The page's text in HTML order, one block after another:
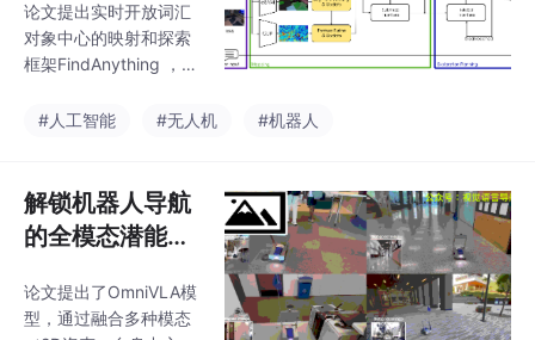
提升系统的鲁棒性和实
时性能。
Anything：基于
开放词汇对象中
任意环境认知与
论文提出实时开放词汇
对象中心的映射和探索
框架FindAnything ，能
放词汇引导的机器人探
#人工智能 #无人机 #机器人
解锁机器人导航
的全模态潜能！
器人导航的全模
论文提出了OmniVLA模
型，通过融合多种模态